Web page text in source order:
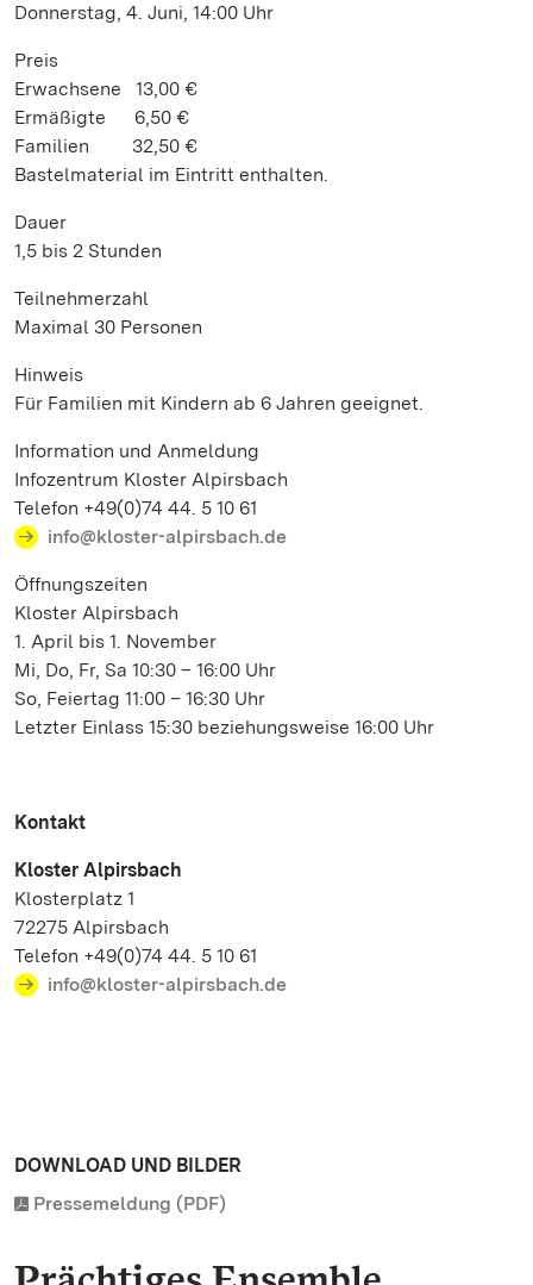
Donnerstag, 4. Juni, 14:00 Uhr
Preis
Erwachsene 13,00 €
Ermäßigte 6,50 €
Familien 32,50 €
Bastelmaterial im Eintritt enthalten.
Dauer
1,5 bis 2 Stunden
Teilnehmerzahl
Maximal 30 Personen
Hinweis
Für Familien mit Kindern ab 6 Jahren geeignet.
Information und Anmeldung
Infozentrum Kloster Alpirsbach
Telefon +49(0)74 44. 5 10 61
info@kloster-alpirsbach.de
Öffnungszeiten
Kloster Alpirsbach
1. April bis 1. November
Mi, Do, Fr, Sa 10:30 – 16:00 Uhr
So, Feiertag 11:00 – 16:30 Uhr
Letzter Einlass 15:30 beziehungsweise 16:00 Uhr
Kontakt
Kloster Alpirsbach
Klosterplatz 1
72275 Alpirsbach
Telefon +49(0)74 44. 5 10 61
info@kloster-alpirsbach.de
DOWNLOAD UND BILDER
Pressemeldung (PDF)